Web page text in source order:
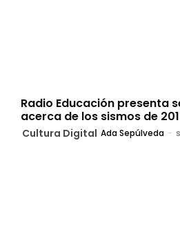
Radio Educación presenta
acerca de los sismos de
Cultura Digital Ada Sepúlveda -